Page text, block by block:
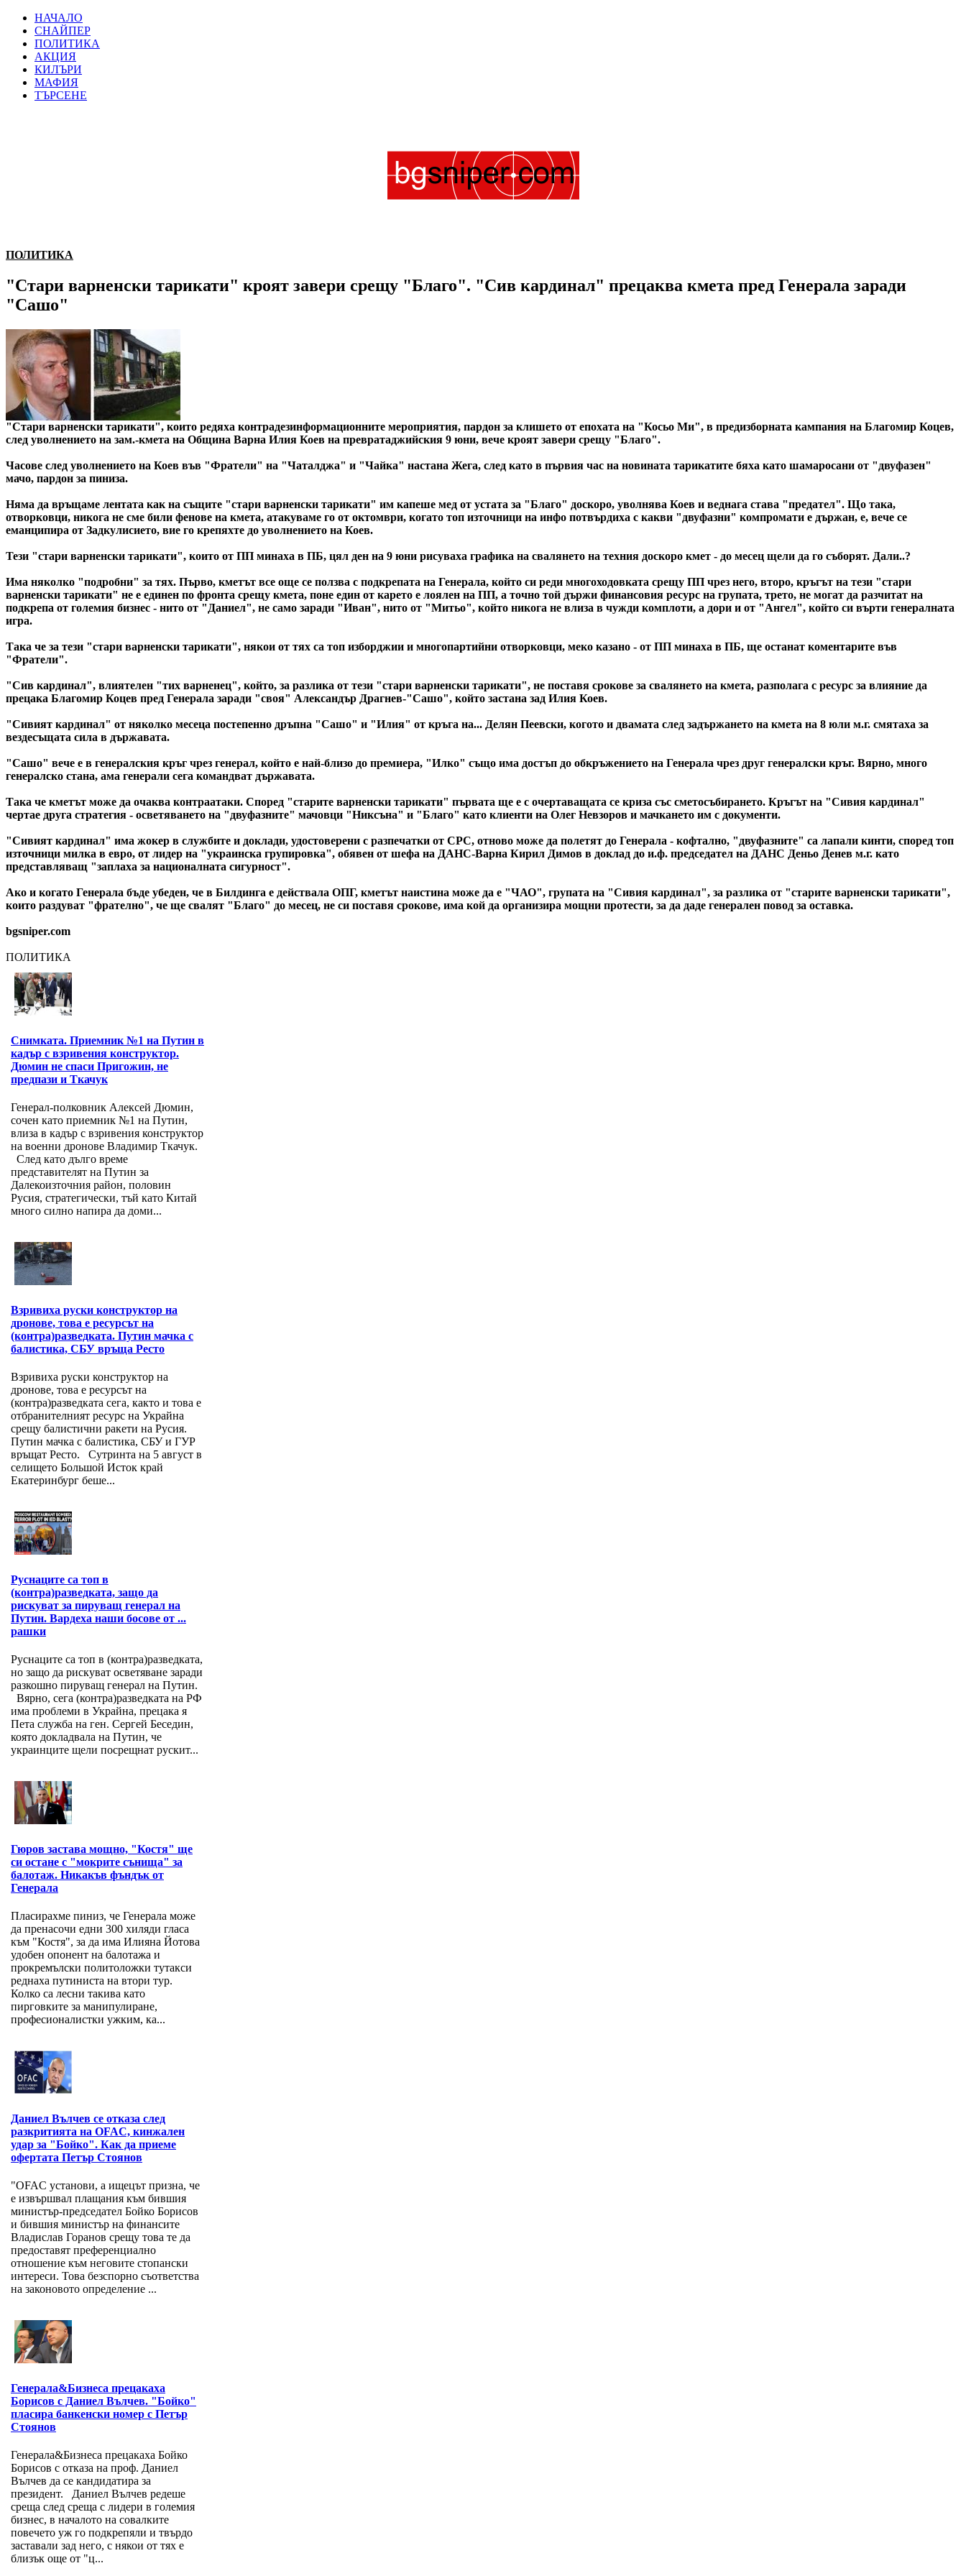
НАЧАЛО
СНАЙПЕР
ПОЛИТИКА
АКЦИЯ
КИЛЪРИ
МАФИЯ
ТЪРСЕНЕ
ПОЛИТИКА
"Стари варненски тарикати" кроят завери срещу "Благо". "Сив кардинал" прецаква кмета пред Генерала заради
"Сашо"
"Стари варненски тарикати", които редяха контрадезинформационните мероприятия, пардон за клишето от епохата на "Косьо Ми", в предизборната кампания на Благомир Коцев,
след уволнението на зам.-кмета на Община Варна Илия Коев на превратаджийския 9 юни, вече кроят завери срещу "Благо".
Часове след уволнението на Коев във "Фратели" на "Чаталджа" и "Чайка" настана Жега, след като в първия час на новината тарикатите бяха като шамаросани от "двуфазен"
мачо, пардон за пиниза.
Няма да връщаме лентата как на същите "стари варненски тарикати" им капеше мед от устата за "Благо" доскоро, уволнява Коев и веднага става "предател". Що така,
отворковци, никога не сме били фенове на кмета, атакуваме го от октомври, когато топ източници на инфо потвърдиха с какви "двуфазни" компромати е държан, е, вече се
еманципира от Задкулисието, вие го крепяхте до уволнението на Коев.
Тези "стари варненски тарикати", които от ПП минаха в ПБ, цял ден на 9 юни рисуваха графика на свалянето на техния доскоро кмет - до месец щели да го съборят. Дали..?
Има няколко "подробни" за тях. Първо, кметът все още се ползва с подкрепата на Генерала, който си реди многоходовката срещу ПП чрез него, второ, кръгът на тези "стари
варненски тарикати" не е единен по фронта срещу кмета, поне един от карето е лоялен на ПП, а точно той държи финансовия ресурс на групата, трето, не могат да разчитат на
подкрепа от големия бизнес - нито от "Даниел", не само заради "Иван", нито от "Митьо", който никога не влиза в чужди комплоти, а дори и от "Ангел", който си върти генералната
игра.
Така че за тези "стари варненски тарикати", някои от тях са топ изборджии и многопартийни отворковци, меко казано - от ПП минаха в ПБ, ще останат коментарите във
"Фратели".
"Сив кардинал", влиятелен "тих варненец", който, за разлика от тези "стари варненски тарикати", не поставя срокове за свалянето на кмета, разполага с ресурс за влияние да
прецака Благомир Коцев пред Генерала заради "своя" Александър Драгнев-"Сашо", който застана зад Илия Коев.
"Сивият кардинал" от няколко месеца постепенно дръпна "Сашо" и "Илия" от кръга на... Делян Пеевски, когото и двамата след задържането на кмета на 8 юли м.г. смятаха за
вездесъщата сила в държавата.
"Сашо" вече е в генералския кръг чрез генерал, който е най-близо до премиера, "Илко" също има достъп до обкръжението на Генерала чрез друг генералски кръг. Вярно, много
генералско стана, ама генерали сега командват държавата.
Така че кметът може да очаква контраатаки. Според "старите варненски тарикати" първата ще е с очертаващата се криза със сметосъбирането. Кръгът на "Сивия кардинал"
чертае друга стратегия - осветяването на "двуфазните" мачовци "Никсъна" и "Благо" като клиенти на Олег Невзоров и мачкането им с документи.
"Сивият кардинал" има жокер в службите и доклади, удостоверени с разпечатки от СРС, отново може да полетят до Генерала - кофтално, "двуфазните" са лапали кинти, според топ
източници милка в евро, от лидер на "украинска групировка", обявен от шефа на ДАНС-Варна Кирил Димов в доклад до и.ф. председател на ДАНС Деньо Денев м.г. като
представляващ "заплаха за националната сигурност".
Ако и когато Генерала бъде убеден, че в Билдинга е действала ОПГ, кметът наистина може да е "ЧАО", групата на "Сивия кардинал", за разлика от "старите варненски тарикати",
които раздуват "фрателно", че ще свалят "Благо" до месец, не си поставя срокове, има кой да организира мощни протести, за да даде генерален повод за оставка.
bgsniper.com
ПОЛИТИКА
Снимката. Приемник №1 на Путин в
кадър с взривения конструктор.
Дюмин не спаси Пригожин, не
предпази и Ткачук
Генерал-полковник Алексей Дюмин,
сочен като приемник №1 на Путин,
влиза в кадър с взривения конструктор
на военни дронове Владимир Ткачук.
След като дълго време
представителят на Путин за
Далекоизточния район, половин
Русия, стратегически, тъй като Китай
много силно напира да доми...
Взривиха руски конструктор на
дронове, това е ресурсът на
(контра)разведката. Путин мачка с
балистика, СБУ връща Ресто
Взривиха руски конструктор на
дронове, това е ресурсът на
(контра)разведката сега, както и това е
отбранителният ресурс на Украйна
срещу балистични ракети на Русия.
Путин мачка с балистика, СБУ и ГУР
връщат Ресто. Сутринта на 5 август в
селището Большой Исток край
Екатеринбург беше...
Руснаците са топ в
(контра)разведката, защо да
рискуват за пируващ генерал на
Путин. Вардеха наши босове от ...
рашки
Руснаците са топ в (контра)разведката,
но защо да рискуват осветяване заради
разкошно пируващ генерал на Путин.
Вярно, сега (контра)разведката на РФ
има проблеми в Украйна, прецака я
Пета служба на ген. Сергей Беседин,
която докладвала на Путин, че
украинците щели посрещнат рускит...
Гюров застава мощно, "Костя" ще
си остане с "мокрите сънища" за
балотаж. Никакъв фъндък от
Генерала
Пласирахме пиниз, че Генерала може
да пренасочи едни 300 хиляди гласа
към "Костя", за да има Илияна Йотова
удобен опонент на балотажа и
прокремълски политоложки тутакси
реднаха путиниста на втори тур.
Колко са лесни такива като
пирговките за манипулиране,
професионалистки ужким, ка...
Даниел Вълчев се отказа след
разкритията на OFAC, кинжален
удар за "Бойко". Как да приеме
офертата Петър Стоянов
"OFAC установи, а ищецът призна, че
е извършвал плащания към бившия
министър-председател Бойко Борисов
и бившия министър на финансите
Владислав Горанов срещу това те да
предоставят преференциално
отношение към неговите стопански
интереси. Това безспорно съответства
на законовото определение ...
Генерала&Бизнеса прецакаха
Борисов с Даниел Вълчев. "Бойко"
пласира банкенски номер с Петър
Стоянов
Генерала&Бизнеса прецакаха Бойко
Борисов с отказа на проф. Даниел
Вълчев да се кандидатира за
президент. Даниел Вълчев редеше
среща след среща с лидери в големия
бизнес, в началото на совалките
повечето уж го подкрепяли и твърдо
заставали зад него, с някои от тях е
близък още от "ц...